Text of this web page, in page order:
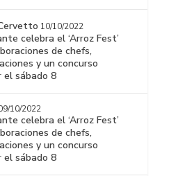
10/10/2022
celebra el ‘Arroz Fest’
de chefs,
y un concurso
el sábado 8
10/2022
celebra el ‘Arroz Fest’
de chefs,
y un concurso
el sábado 8